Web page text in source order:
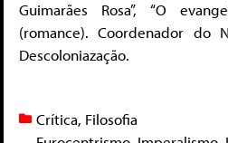
Guimarães Rosa”, “O
(romance). Coordenador do
Descoloniazação.
Crítica, Filosofia